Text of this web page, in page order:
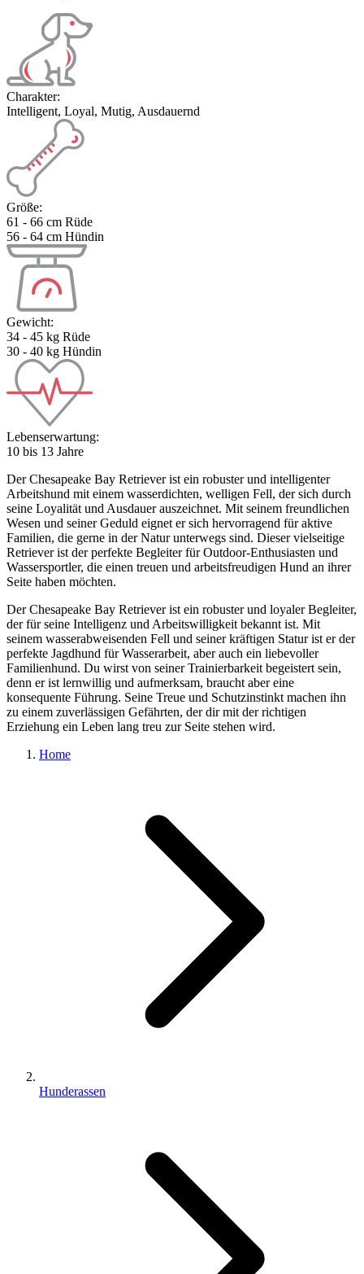
Charakter:
Intelligent, Loyal, Mutig, Ausdauernd
Größe:
61 - 66 cm Rüde
56 - 64 cm Hündin
Gewicht:
34 - 45 kg Rüde
30 - 40 kg Hündin
Lebenserwartung:
10 bis 13 Jahre
Der Chesapeake Bay Retriever ist ein robuster und intelligenter
Arbeitshund mit einem wasserdichten, welligen Fell, der sich durch
seine Loyalität und Ausdauer auszeichnet. Mit seinem freundlichen
Wesen und seiner Geduld eignet er sich hervorragend für aktive
Familien, die gerne in der Natur unterwegs sind. Dieser vielseitige
Retriever ist der perfekte Begleiter für Outdoor-Enthusiasten und
Wassersportler, die einen treuen und arbeitsfreudigen Hund an ihrer
Seite haben möchten.
Der Chesapeake Bay Retriever ist ein robuster und loyaler Begleiter,
der für seine Intelligenz und Arbeitswilligkeit bekannt ist. Mit
seinem wasserabweisenden Fell und seiner kräftigen Statur ist er der
perfekte Jagdhund für Wasserarbeit, aber auch ein liebevoller
Familienhund. Du wirst von seiner Trainierbarkeit begeistert sein,
denn er ist lernwillig und aufmerksam, braucht aber eine
konsequente Führung. Seine Treue und Schutzinstinkt machen ihn
zu einem zuverlässigen Gefährten, der dir mit der richtigen
Erziehung ein Leben lang treu zur Seite stehen wird.
Home
Hunderassen